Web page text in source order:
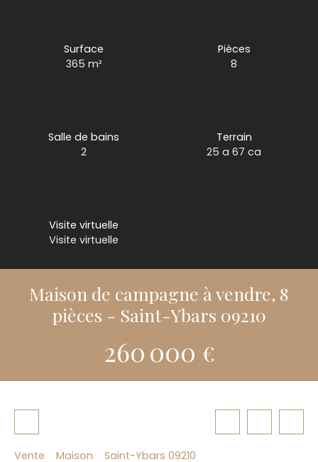
Surface
365 m²
Pièces
8
Salle de bains
2
Terrain
25 a 67 ca
Visite virtuelle
Visite virtuelle
Maison de campagne à vendre, 8
pièces - Saint-Ybars 09210
260 000 €
Vente Maison
Saint-Ybars 09210